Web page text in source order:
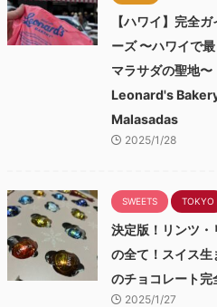
【ハワイ】完全
ーズ 〜ハワイで
マラサダの聖地〜
Leonard's Bakery
Malasadas
2025/1/28
SWEETS TOKYO
決定版！リンツ・
の全て！スイス生
のチョコレート完
2025/1/27